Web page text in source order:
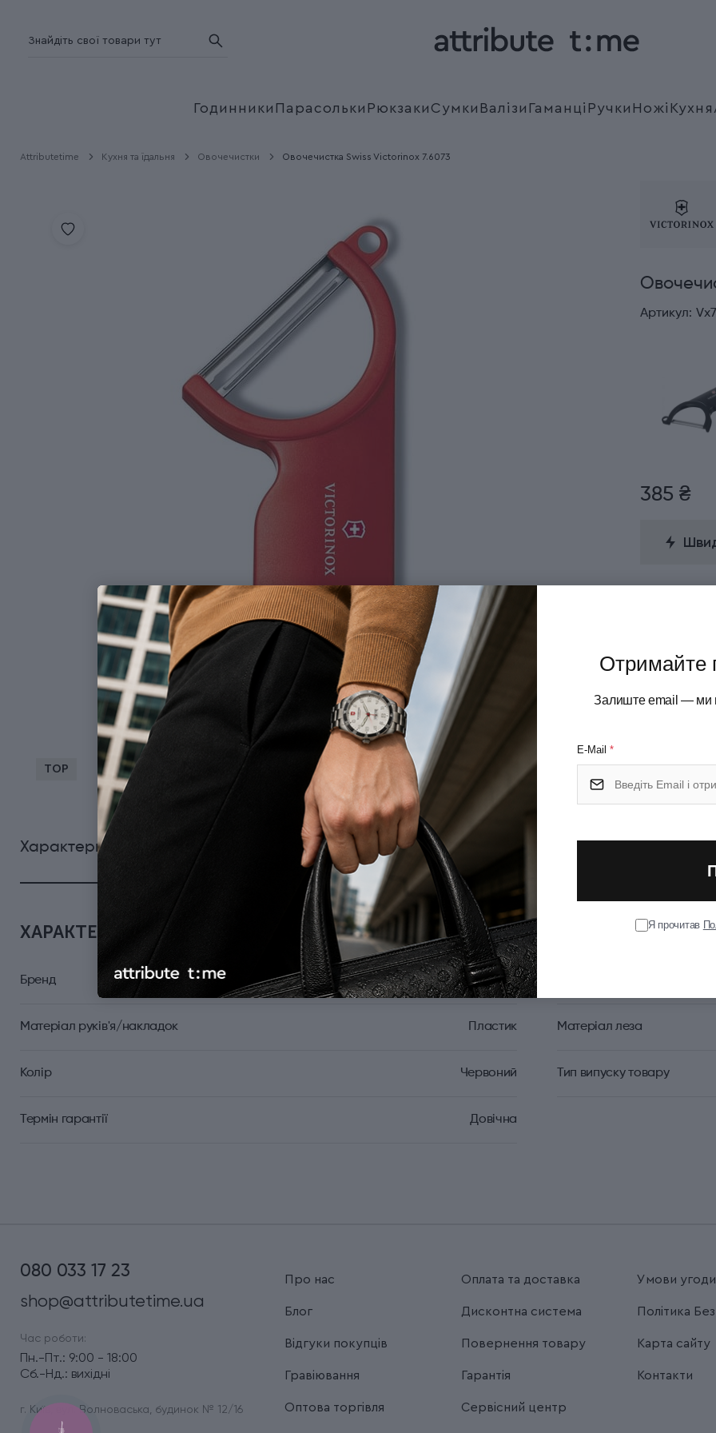
Годинники Парасольки Рюкзаки Сумки Валізи Гаманці Ручки Ножі Кухня
Attributetime Кухня та їдальня Овочечистки Овочечистка Swiss Victorinox 7.6073
TOP
Артикул:
385 ₴
Для
Характеристики
ХАРАКТЕРИСТИКИ
Бренд Victorinox
Матеріал руків'я/накладок Пластик Матеріал леза
Колір Червоний Тип випуску товару
Термін гарантії Довічна
080 033 17 23
shop@attributetime.ua
Час роботи:
Пн.-Пт.: 9:00 - 18:00
Сб.-Нд.: вихідні
г. Київ, вул. Волноваська, будинок № 12/16
Про нас
Блог
Відгуки покупців
Гравіювання
Оптова торгівля
Оплата та доставка
Дисконтна система
Повернення товару
Гарантія
Сервісний центр
Умови угоди
Політика
Карта сайту
Контакти
Отримайте
Залиште email — ми
E-Mail *
Я прочитав